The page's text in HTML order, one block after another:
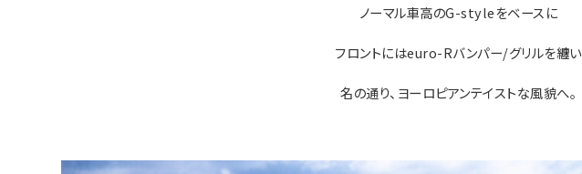
ノーマル車高のG-styleをベースに
フロントにはeuro-Rバンパー/グリルを纏い
名の通り、ヨーロピアンテイストな風貌へ。